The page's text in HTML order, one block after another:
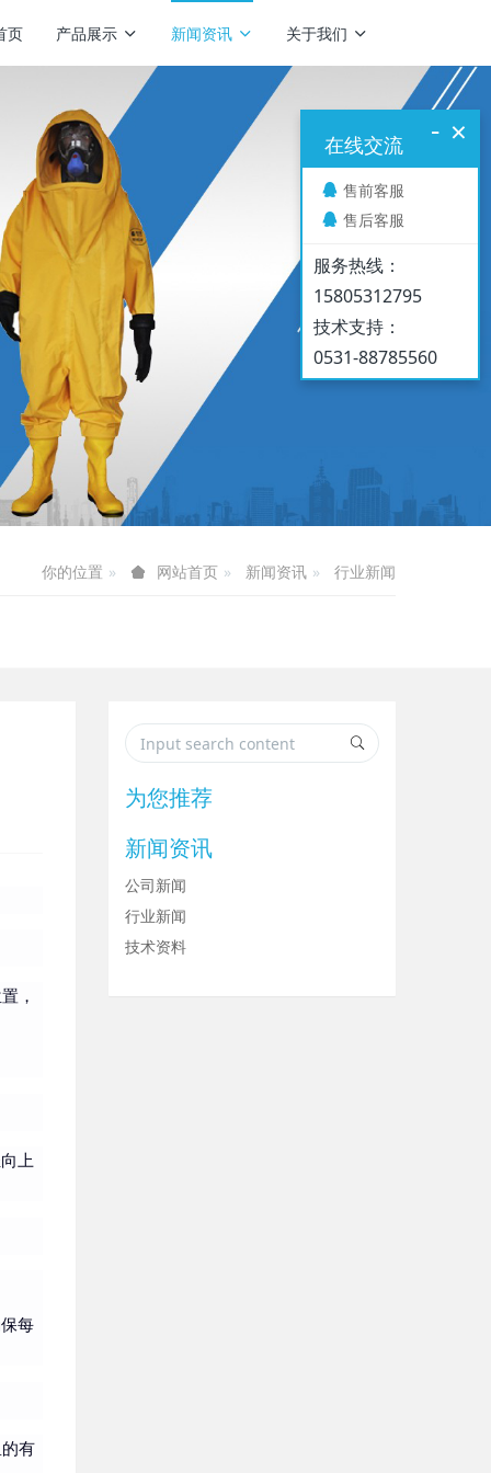
页 产品展示 新闻资讯 关于我们
你的位置 网站首页 新闻资讯 行业新闻
，
上
每
有
为您推荐
新闻资讯
公司新闻
行业新闻
技术资料
×
-
在线交流
售前客服
售后客服
服务热线：
15805312795
技术支持：
0531-88785560